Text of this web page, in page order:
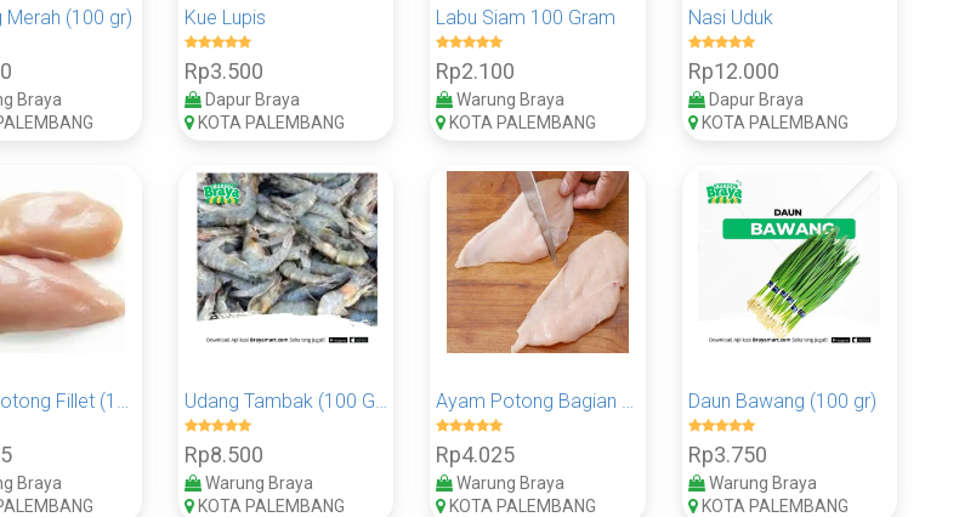
Merah (100 gr)
Braya
Kue Lupis
Rp3.500
Dapur Braya
KOTA PALEMBANG
Labu Siam 100 Gram
Rp2.100
Warung Braya
KOTA PALEMBANG
Nasi Uduk
Rp12.000
Dapur Braya
KOTA PALEMBANG
Braya
Rp8.500
Warung Braya
KOTA PALEMBANG
Rp4.025
Warung Braya
KOTA PALEMBANG
Daun Bawang (100 gr)
Rp3.750
Warung Braya
KOTA PALEMBANG